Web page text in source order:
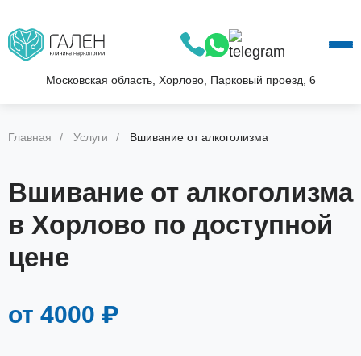
Московская область, Хорлово, Парковый проезд, 6
О КЛИНИКЕ
УСЛУГИ
КОНТАКТЫ
Главная Услуги Вшивание от алкоголизма
Вшивание от алкоголизма
в Хорлово по доступной
цене
от 4000 ₽